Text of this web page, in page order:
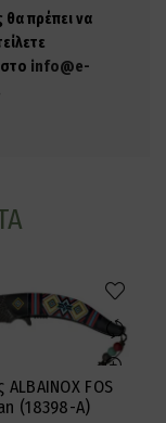
θα πρέπει να
info@e-
ALBAINOX FOS
(18398-A)